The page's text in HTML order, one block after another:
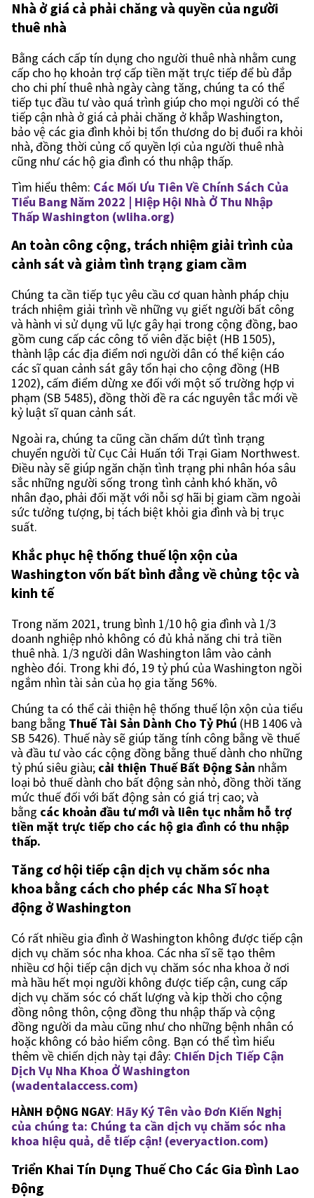
Nhà ở giá cả phải chăng và quyền của người
thuê nhà
Bằng cách cấp tín dụng cho người thuê nhà nhằm cung
cấp cho họ khoản trợ cấp tiền mặt trực tiếp để bù đắp
cho chi phí thuê nhà ngày càng tăng, chúng ta có thể
tiếp tục đầu tư vào quá trình giúp cho mọi người có thể
tiếp cận nhà ở giá cả phải chăng ở khắp Washington,
bảo vệ các gia đình khỏi bị tổn thương do bị đuổi ra khỏi
nhà, đồng thời củng cố quyền lợi của người thuê nhà
cũng như các hộ gia đình có thu nhập thấp.
Tìm hiểu thêm: Các Mối Ưu Tiên Về Chính Sách Của
Tiểu Bang Năm 2022 | Hiệp Hội Nhà Ở Thu Nhập
Thấp Washington (wliha.org)
An toàn công cộng, trách nhiệm giải trình của
cảnh sát và giảm tình trạng giam cầm
Chúng ta cần tiếp tục yêu cầu cơ quan hành pháp chịu
trách nhiệm giải trình về những vụ giết người bất công
và hành vi sử dụng vũ lực gây hại trong cộng đồng, bao
gồm cung cấp các công tố viên đặc biệt (HB 1505),
thành lập các địa điểm nơi người dân có thể kiện cáo
các sĩ quan cảnh sát gây tổn hại cho cộng đồng (HB
1202), cấm điểm dừng xe đối với một số trường hợp vi
phạm (SB 5485), đồng thời đề ra các nguyên tắc mới về
kỷ luật sĩ quan cảnh sát.
Ngoài ra, chúng ta cũng cần chấm dứt tình trạng
chuyển người từ Cục Cải Huấn tới Trại Giam Northwest.
Điều này sẽ giúp ngăn chặn tình trạng phi nhân hóa sâu
sắc những người sống trong tình cảnh khó khăn, vô
nhân đạo, phải đối mặt với nỗi sợ hãi bị giam cầm ngoài
sức tưởng tượng, bị tách biệt khỏi gia đình và bị trục
suất.
Khắc phục hệ thống thuế lộn xộn của
Washington vốn bất bình đẳng về chủng tộc và
kinh tế
Trong năm 2021, trung bình 1/10 hộ gia đình và 1/3
doanh nghiệp nhỏ không có đủ khả năng chi trả tiền
thuê nhà. 1/3 người dân Washington lâm vào cảnh
nghèo đói. Trong khi đó, 19 tỷ phú của Washington ngồi
ngắm nhìn tài sản của họ gia tăng 56%.
Chúng ta có thể cải thiện hệ thống thuế lộn xộn của tiểu
bang bằng Thuế Tài Sản Dành Cho Tỷ Phú (HB 1406 và
SB 5426). Thuế này sẽ giúp tăng tính công bằng về thuế
và đầu tư vào các cộng đồng bằng thuế dành cho những
tỷ phú siêu giàu; cải thiện Thuế Bất Động Sản nhằm
loại bỏ thuế dành cho bất động sản nhỏ, đồng thời tăng
mức thuế đối với bất động sản có giá trị cao; và
bằng các khoản đầu tư mới và liên tục nhằm hỗ trợ
tiền mặt trực tiếp cho các hộ gia đình có thu nhập
thấp.
Tăng cơ hội tiếp cận dịch vụ chăm sóc nha
khoa bằng cách cho phép các Nha Sĩ hoạt
động ở Washington
Có rất nhiều gia đình ở Washington không được tiếp cận
dịch vụ chăm sóc nha khoa. Các nha sĩ sẽ tạo thêm
nhiều cơ hội tiếp cận dịch vụ chăm sóc nha khoa ở nơi
mà hầu hết mọi người không được tiếp cận, cung cấp
dịch vụ chăm sóc có chất lượng và kịp thời cho cộng
đồng nông thôn, cộng đồng thu nhập thấp và cộng
đồng người da màu cũng như cho những bệnh nhân có
hoặc không có bảo hiểm công. Bạn có thể tìm hiểu
thêm về chiến dịch này tại đây: Chiến Dịch Tiếp Cận
Dịch Vụ Nha Khoa Ở Washington
(wadentalaccess.com)
HÀNH ĐỘNG NGAY: Hãy Ký Tên vào Đơn Kiến Nghị
của chúng ta: Chúng ta cần dịch vụ chăm sóc nha
khoa hiệu quả, dễ tiếp cận! (everyaction.com)
Triển Khai Tín Dụng Thuế Cho Các Gia Đình Lao
Động